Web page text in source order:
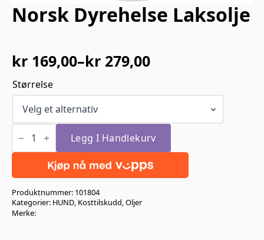
Norsk Dyrehelse Laksolje
kr 169,00–kr 279,00
Prisområde:
kr 169,00
til
kr 279,00
Størrelse
Norsk
Dyrehelse
antall
Legg I Handlekurv
Produktnummer: 101804
Kategorier: HUND, Kosttilskudd,Oljer
Merke: